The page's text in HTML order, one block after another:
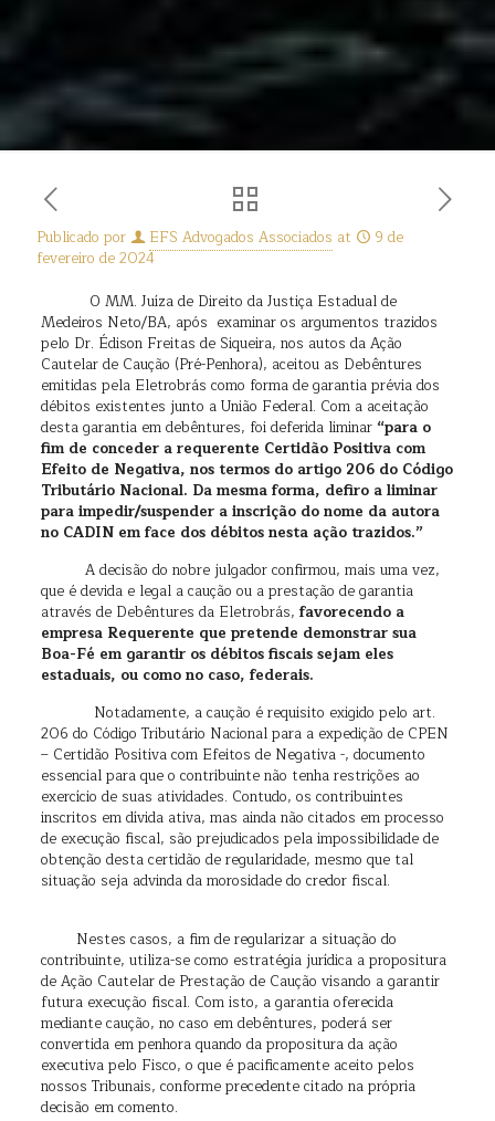
Publicado por EFS Advogados Associados at
9 de
fevereiro de 2024
O MM. Juíza de Direito da Justiça Estadual de
Medeiros Neto/BA, após examinar os argumentos trazidos
pelo Dr. Édison Freitas de Siqueira, nos autos da Ação
Cautelar de Caução (Pré-Penhora), aceitou as Debêntures
emitidas pela Eletrobrás como forma de garantia prévia dos
débitos existentes junto a União Federal. Com a aceitação
desta garantia em debêntures, foi deferida liminar “para o
fim de conceder a requerente Certidão Positiva com
Efeito de Negativa, nos termos do artigo 206 do Código
Tributário Nacional. Da mesma forma, defiro a liminar
para impedir/suspender a inscrição do nome da autora
no CADIN em face dos débitos nesta ação trazidos.”
A decisão do nobre julgador confirmou, mais uma vez,
que é devida e legal a caução ou a prestação de garantia
através de Debêntures da Eletrobrás, favorecendo a
empresa Requerente que pretende demonstrar sua
Boa-Fé em garantir os débitos fiscais sejam eles
estaduais, ou como no caso, federais.
Notadamente, a caução é requisito exigido pelo art.
206 do Código Tributário Nacional para a expedição de CPEN
– Certidão Positiva com Efeitos de Negativa -, documento
essencial para que o contribuinte não tenha restrições ao
exercício de suas atividades. Contudo, os contribuintes
inscritos em dívida ativa, mas ainda não citados em processo
de execução fiscal, são prejudicados pela impossibilidade de
obtenção desta certidão de regularidade, mesmo que tal
situação seja advinda da morosidade do credor fiscal.
Nestes casos, a fim de regularizar a situação do
contribuinte, utiliza-se como estratégia jurídica a propositura
de Ação Cautelar de Prestação de Caução visando a garantir
futura execução fiscal. Com isto, a garantia oferecida
mediante caução, no caso em debêntures, poderá ser
convertida em penhora quando da propositura da ação
executiva pelo Fisco, o que é pacificamente aceito pelos
nossos Tribunais, conforme precedente citado na própria
decisão em comento.